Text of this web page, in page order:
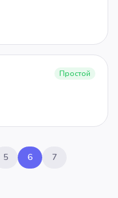
Простой
5 6 7